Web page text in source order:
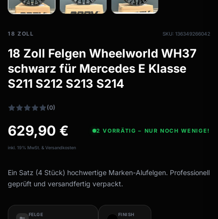
18 ZOLL SKU: 136349266042
18 Zoll Felgen Wheelworld WH37
schwarz für Mercedes E Klasse
S211 S212 S213 S214
(0)
629,90 € 2 VORRÄTIG – NUR NOCH WENIGE!
inkl. 19% MwSt. & Versandkosten
Ein Satz (4 Stück) hochwertige Marken-Alufelgen. Professionell
geprüft und versandfertig verpackt.
FELGE FINISH